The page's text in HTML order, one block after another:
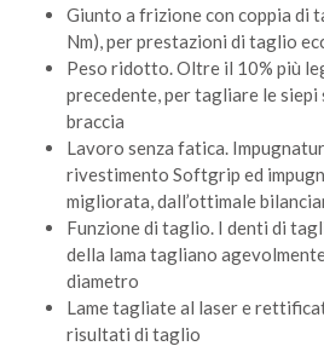
Giunto a frizione con coppia di
Nm), per prestazioni di taglio
Peso ridotto. Oltre il 10% più
precedente, per tagliare le
braccia
Lavoro senza fatica.
rivestimento Softgrip ed
migliorata, dall’ottimale
Funzione di taglio. I denti di
della lama tagliano
diametro
Lame tagliate al laser e
risultati di taglio